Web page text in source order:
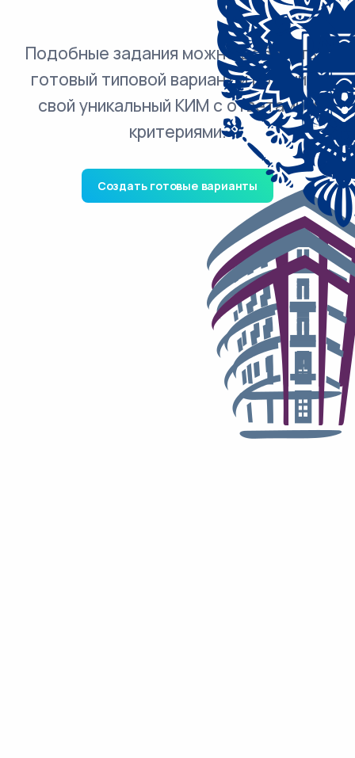
Подобные задания можно добавить в
готовый типовой вариант и получить
свой уникальный КИМ с ответами и
критериями.
Создать готовые варианты